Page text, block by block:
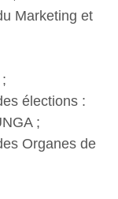
Marketing et
élections :
;
Organes de